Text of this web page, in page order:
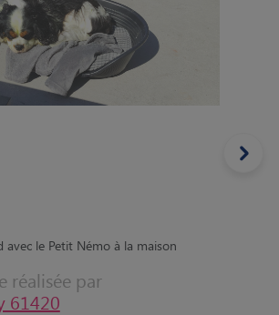
avec le Petit Némo à la maison
réalisée par
61420